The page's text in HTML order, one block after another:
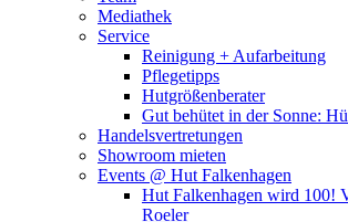
Mediathek
Service
Reinigung + Aufarbeitung
Pflegetipps
Hutgrößenberater
Gut behütet in der Sonne:
Handelsvertretungen
Showroom mieten
Events @ Hut Falkenhagen
Hut Falkenhagen wird 100!
Roeler